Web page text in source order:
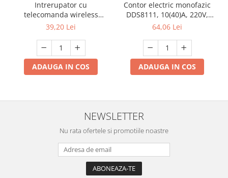
Produse grele si voluminoase
Intrerupator cu
telecomanda wireless
universala pentru lustra 3
39,20 Lei
ADAUGA IN COS
Contor electric monofazic
DDS8111, 10(40)A, 220V,
50Hz, pentru măsurarea
electrică
64,06 Lei
ADAUGA IN COS
NEWSLETTER
Nu rata ofertele si promotiile noastre